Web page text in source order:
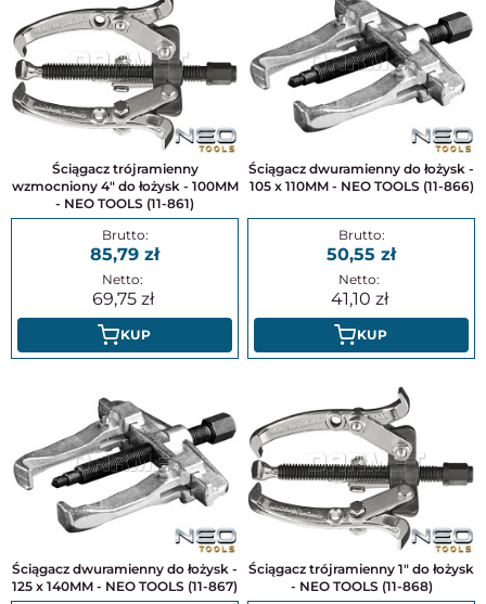
Ściągacz trójramienny
wzmocniony 4" do łożysk - 100MM
- NEO TOOLS (11-861)
85,79
69,75
KUP
Ściągacz dwuramienny do łożysk -
105 x 110MM - NEO TOOLS (11-866)
50,55
41,10
KUP
Ściągacz dwuramienny do łożysk -
125 x 140MM - NEO TOOLS (11-867)
Ściągacz trójramienny 1" do łożysk
- NEO TOOLS (11-868)